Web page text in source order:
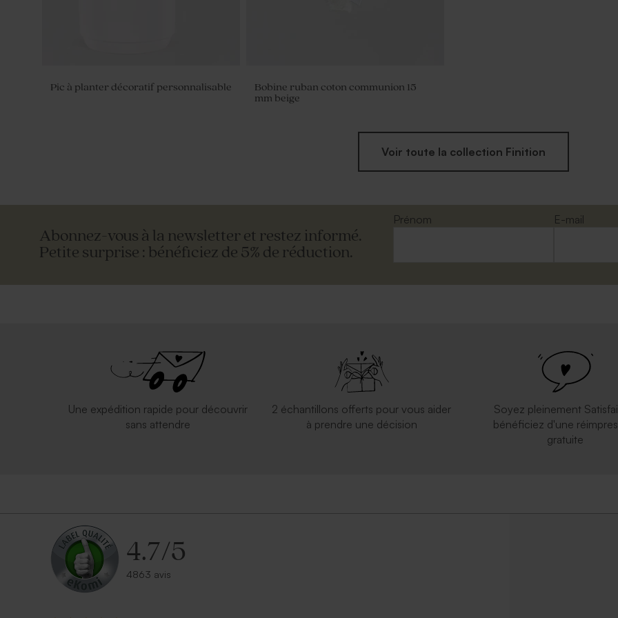
Pic à planter décoratif personnalisable
Bobine ruban coton communion 15
mm beige
Voir toute la collection Finition
Abonnez-vous à la newsletter et restez informé.
Petite surprise : bénéficiez de 5% de réduction.
Prénom
E-mail
Une expédition rapide pour découvrir
sans attendre
2 échantillons offerts pour vous aider
à prendre une décision
Soyez pleinement
bénéficiez d'une
gratuite
4.7/5
4863 avis